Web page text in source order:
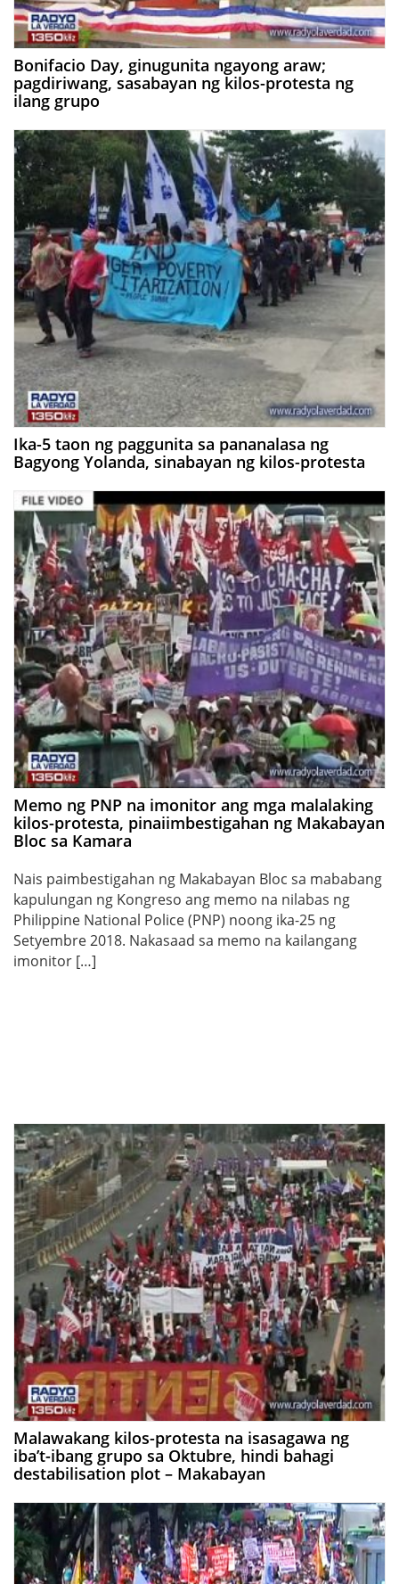
Bonifacio Day, ginugunita ngayong araw;
pagdiriwang, sasabayan ng kilos-protesta ng
ilang grupo
Ika-5 taon ng paggunita sa pananalasa ng
Bagyong Yolanda, sinabayan ng kilos-protesta
Memo ng PNP na imonitor ang mga malalaking
kilos-protesta, pinaiimbestigahan ng Makabayan
Bloc sa Kamara
Nais paimbestigahan ng Makabayan Bloc sa mababang
kapulungan ng Kongreso ang memo na nilabas ng
Philippine National Police (PNP) noong ika-25 ng
Setyembre 2018. Nakasaad sa memo na kailangang
imonitor […]
Malawakang kilos-protesta na isasagawa ng
iba’t-ibang grupo sa Oktubre, hindi bahagi
destabilisation plot – Makabayan